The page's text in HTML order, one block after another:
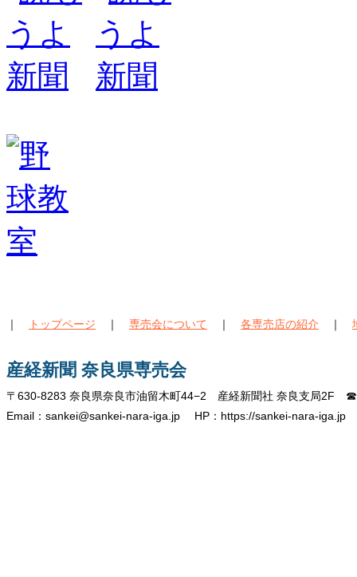
｜ トップページ ｜ 専売会について ｜ 各専売店の紹介 ｜
産経新聞 奈良県専売会
〒630-8283 奈良県奈良市油留木町44−2 産経新聞社 奈良支局2F
Email：sankei@sankei-nara-iga.jp HP：https://sankei-nara-iga.jp